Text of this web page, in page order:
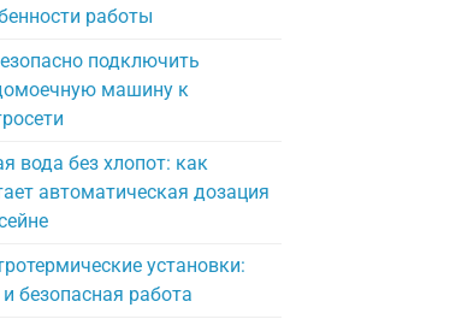
работы
подключить
машину к
вода без хлопот: как
автоматическая дозация
установки:
безопасная работа